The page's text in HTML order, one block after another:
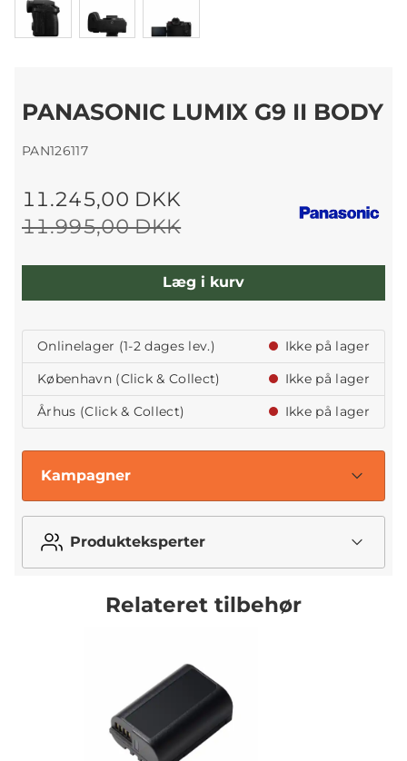
PANASONIC LUMIX G9 II BODY
PAN126117
11.995,00 DKK
11.245,00 DKK
Læg i kurv
Onlinelager (1-2 dages lev.)
Ikke på lager
København (Click & Collect)
Ikke på lager
Århus (Click & Collect)
Ikke på lager
Kampagner
Produkteksperter
Relateret tilbehør